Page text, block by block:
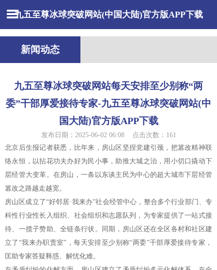
九五至尊冰球突破网站(中国大陆)官方版APP下载
新闻动态
九五至尊冰球突破网站每天安排至少别称“两
委”干部厚爱接待专家-九五至尊冰球突破网站(中
国大陆)官方版APP下载
发布日期：2025-06-02 06:08 点击次数：161
北京后生报记者获悉，比年来，房山区坚捏党建引颈，把篡改精神联
络永恒，以拈花功夫办好为民小事，助推大城之治，用小切口撬动下
层经管大变革。在房山，一条以东谈主民为中心的超大城市下层经管
篡改之路越走越宽。
房山区成立了“好邻居·我来办”社会经管中心，整合多个行业部门、专
科性行业性长入组织、社会组织和志愿队列，为专家提供了一站式接
待、一揽子赞助、全链条行状。同期，房山区还在全区各村和社区建
立了“我来办职责室”，每天安排至少别称“两委”干部厚爱接待专家，
匡助专家答疑释惑、解忧化难。